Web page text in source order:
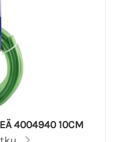
4004940 10CM